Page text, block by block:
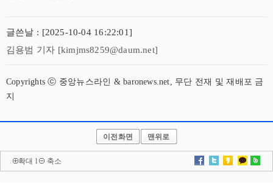
글쓴날 : [2025-10-04 16:22:01]
김용범 기자 [kimjms8259@daum.net]
Copyrights ⓒ 중앙뉴스라인 & baronews.net, 무단 전재 및 재배포 금
지
이전화면 맨위로
확대 l 축소